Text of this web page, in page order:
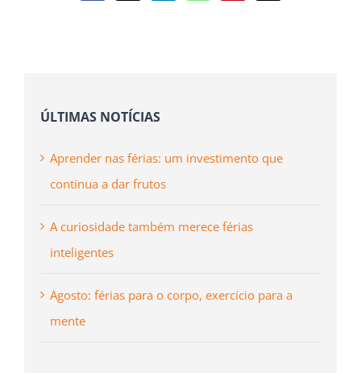
ÚLTIMAS NOTÍCIAS
Aprender nas férias: um investimento que
continua a dar frutos
A curiosidade também merece férias
inteligentes
Agosto: férias para o corpo, exercício para a
mente